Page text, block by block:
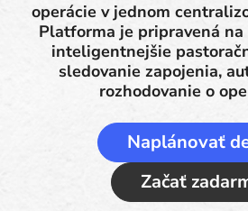
operácie v jednom
Platforma je pripravená na
inteligentnejšie
sledovanie zapojenia,
rozhodovanie o
Naplánovať
Začať